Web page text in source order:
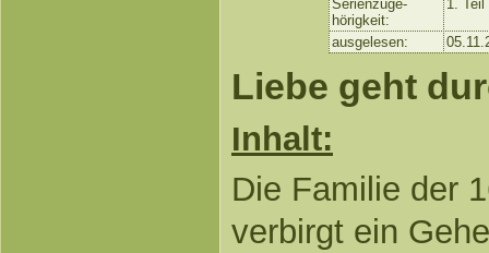
Serienzuge-
hörigkeit:
1. Teil
ausgelesen:
Liebe geht
Inhalt:
Die Familie der
verbirgt ein